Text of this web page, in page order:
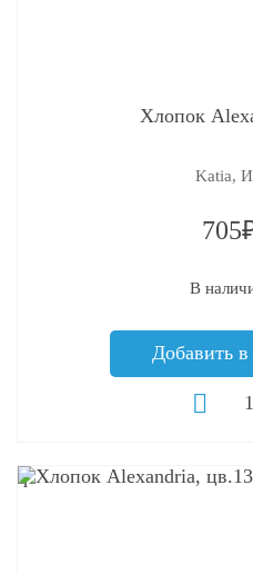
Хлопок
Katia,
В
Добавить в
q